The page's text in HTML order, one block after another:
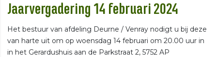
Jaarvergadering 14 februari 2024
Het bestuur van afdeling Deurne / Venray nodigt u bij deze
van harte uit om op woensdag 14 februari om 20.00 uur in
in het Gerardushuis aan de Parkstraat 2, 5752 AP